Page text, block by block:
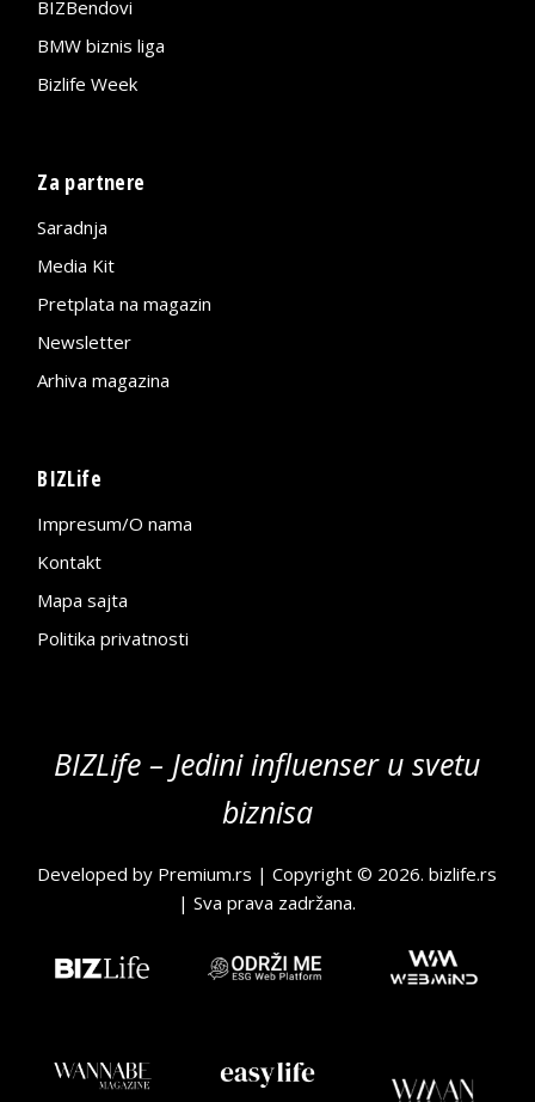
BIZBendovi
BMW biznis liga
Bizlife Week
Za partnere
Saradnja
Media Kit
Pretplata na magazin
Newsletter
Arhiva magazina
BIZLife
Impresum/O nama
Kontakt
Mapa sajta
Politika privatnosti
BIZLife – Jedini influenser u svetu
biznisa
Developed by Premium.rs | Copyright © 2026.bizlife.rs
| Sva prava zadržana.